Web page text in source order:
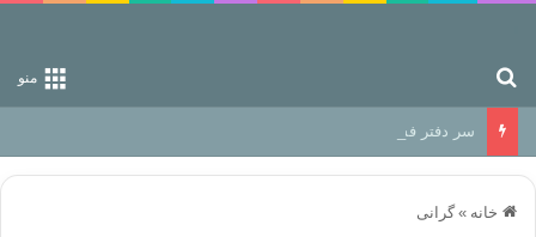
منو
سر دفتر فساد در زمین‌، دوری وکناره‌گیری از راه خداست‌!
خانه » گرانی